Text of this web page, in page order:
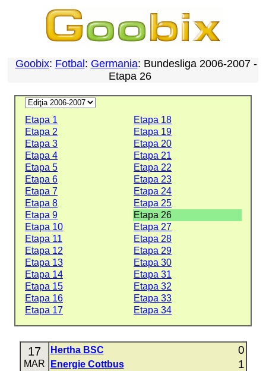
Goobix: Fotbal : Germania: Bundesliga 2006-2007 -
Etapa 26
Etapa 1
Etapa 18
Etapa 2
Etapa 19
Etapa 3
Etapa 20
Etapa 4
Etapa 21
Etapa 5
Etapa 22
Etapa 6
Etapa 23
Etapa 7
Etapa 24
Etapa 8
Etapa 25
Etapa 9
Etapa 26
Etapa 10
Etapa 27
Etapa 11
Etapa 28
Etapa 12
Etapa 29
Etapa 13
Etapa 30
Etapa 14
Etapa 31
Etapa 15
Etapa 32
Etapa 16
Etapa 33
Etapa 17
Etapa 34
17
MAR
Hertha BSC 0
Energie Cottbus 1